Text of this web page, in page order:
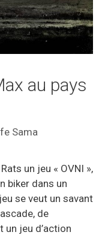
au pays
Sama
un jeu « OVNI »,
biker dans un
se veut un savant
de
jeu d’action